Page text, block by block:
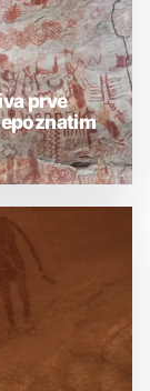
prve